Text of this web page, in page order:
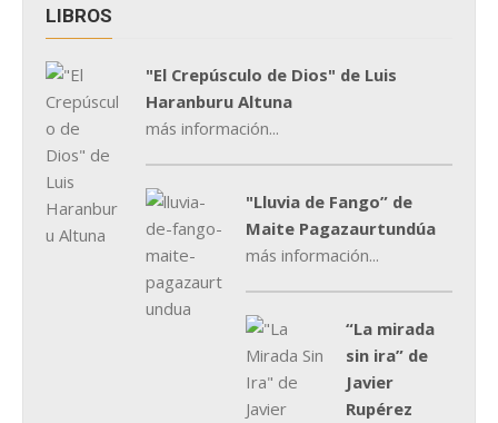
LIBROS
"El Crepúsculo de Dios" de Luis
Haranburu Altuna
más información...
"Lluvia de Fango” de
Maite Pagazaurtundúa
más información...
“La mirada
sin ira” de
Javier
Rupérez